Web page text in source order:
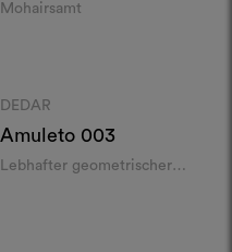
Mohairsamt
DEDAR
Amuleto 003
Lebhafter geometrischer